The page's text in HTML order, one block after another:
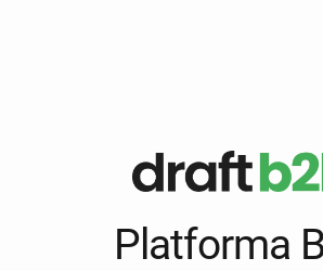
Platforma